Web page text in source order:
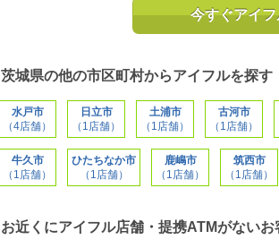
今すぐアイ
茨城県の他の市区町村からアイフルを探す
水戸市
（4店舗）
日立市
（1店舗）
土浦市
（1店舗）
古河市
（1店舗）
牛久市
（1店舗）
ひたちなか市
（1店舗）
鹿嶋市
（1店舗）
筑西市
（1店舗）
お近くにアイフル店舗・提携ATMがないお